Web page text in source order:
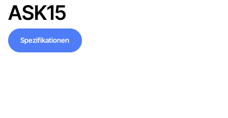
ASK15
Spezifikationen